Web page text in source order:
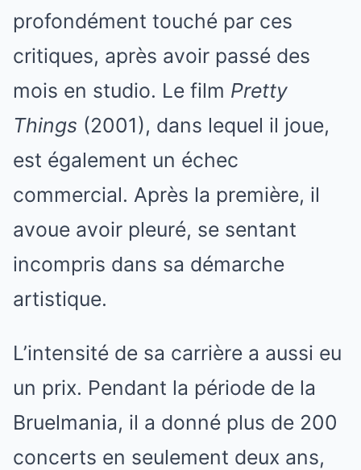
profondément touché par ces
critiques, après avoir passé des
mois en studio. Le film Pretty
Things (2001), dans lequel il joue,
est également un échec
commercial. Après la première, il
avoue avoir pleuré, se sentant
incompris dans sa démarche
artistique.
L’intensité de sa carrière a aussi eu
un prix. Pendant la période de la
Bruelmania, il a donné plus de 200
concerts en seulement deux ans,